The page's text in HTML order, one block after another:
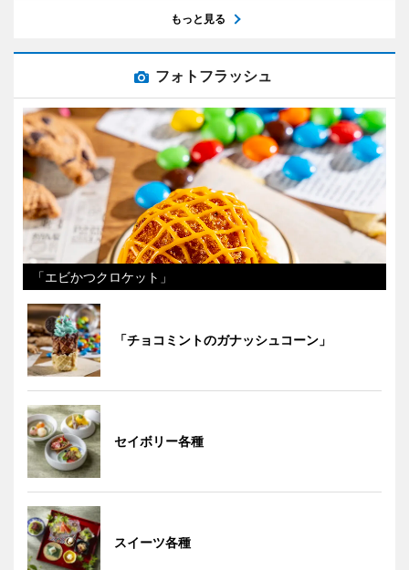
もっと見る
フォトフラッシュ
「エビかつクロケット」
「チョコミントのガナッシュコーン」
セイボリー各種
スイーツ各種